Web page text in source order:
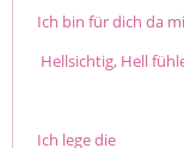
Ich bin für dich da
Hellsichtig, Hell
Ich lege die